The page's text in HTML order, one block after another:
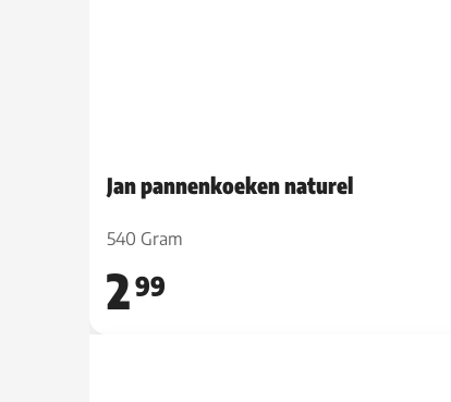
Jan pannenkoeken naturel
540 Gram
299